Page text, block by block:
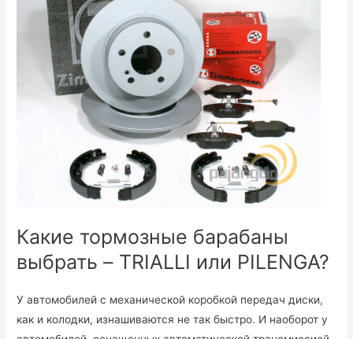
Какие тормозные барабаны
выбрать – TRIALLI или PILENGA?
У автомобилей с механической коробкой передач диски,
как и колодки, изнашиваются не так быстро. И наоборот у